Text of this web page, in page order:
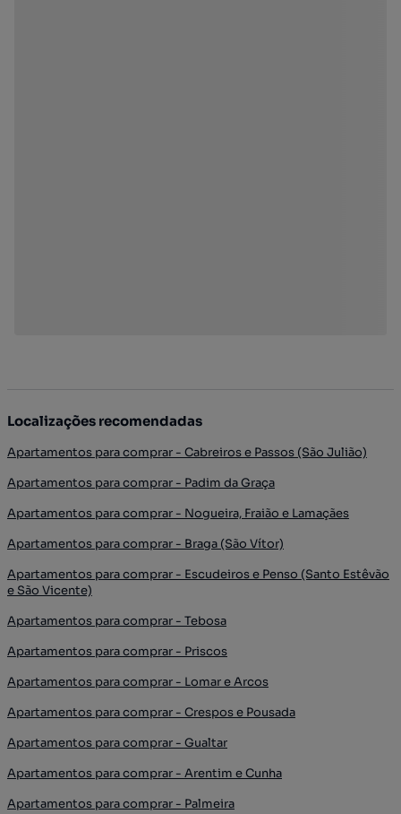
Localizações recomendadas
Apartamentos para comprar - Cabreiros e Passos (São Julião)
Apartamentos para comprar - Padim da Graça
Apartamentos para comprar - Nogueira, Fraião e Lamaçães
Apartamentos para comprar - Braga (São Vítor)
Apartamentos para comprar - Escudeiros e Penso (Santo Estêvão
e São Vicente)
Apartamentos para comprar - Tebosa
Apartamentos para comprar - Priscos
Apartamentos para comprar - Lomar e Arcos
Apartamentos para comprar - Crespos e Pousada
Apartamentos para comprar - Gualtar
Apartamentos para comprar - Arentim e Cunha
Apartamentos para comprar - Palmeira